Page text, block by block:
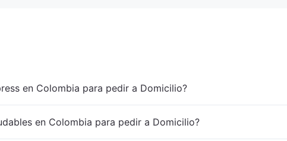
en Colombia para pedir a Domicilio?
en Colombia para pedir a Domicilio?